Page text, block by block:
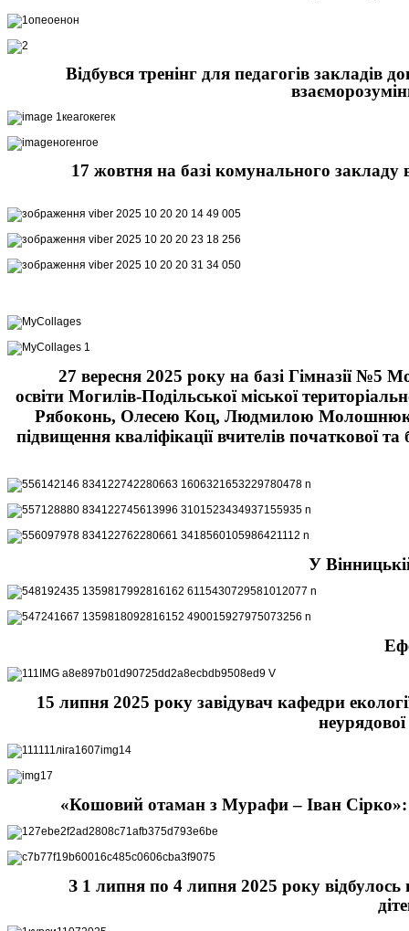
Відбувся тренінг для педагогів
17 жовтня на базі комунального закладу
27 вересня 2025 року на базі Гімназії №5
освіти Могилів-Подільської міської
Рябоконь, Олесею Коц, Людмилою Молошнюк,
підвищення кваліфікації вчителів початкової
У
15 липня 2025 року завідувач кафедри
«Кошовий отаман з Мурафи – Іван Сірко»:
З 1 липня по 4 липня 2025 року відбулось